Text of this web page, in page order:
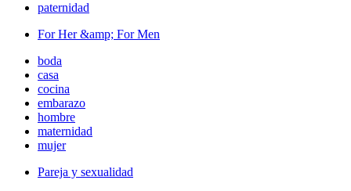
paternidad
For Her &amp; For Men
boda
casa
cocina
embarazo
hombre
maternidad
mujer
Pareja y sexualidad